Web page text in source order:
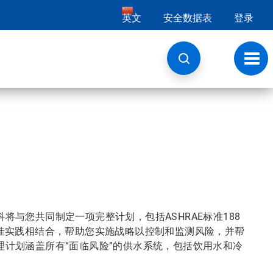
英文 安全数据表 登录
切
换
导
航
与您共同制定一项完整计划，包括ASHRAE标准188
践相结合，帮助您实施战略以控制和监测风险，并帮
划涵盖所有“面临风险”的供水系统，包括饮用水和冷